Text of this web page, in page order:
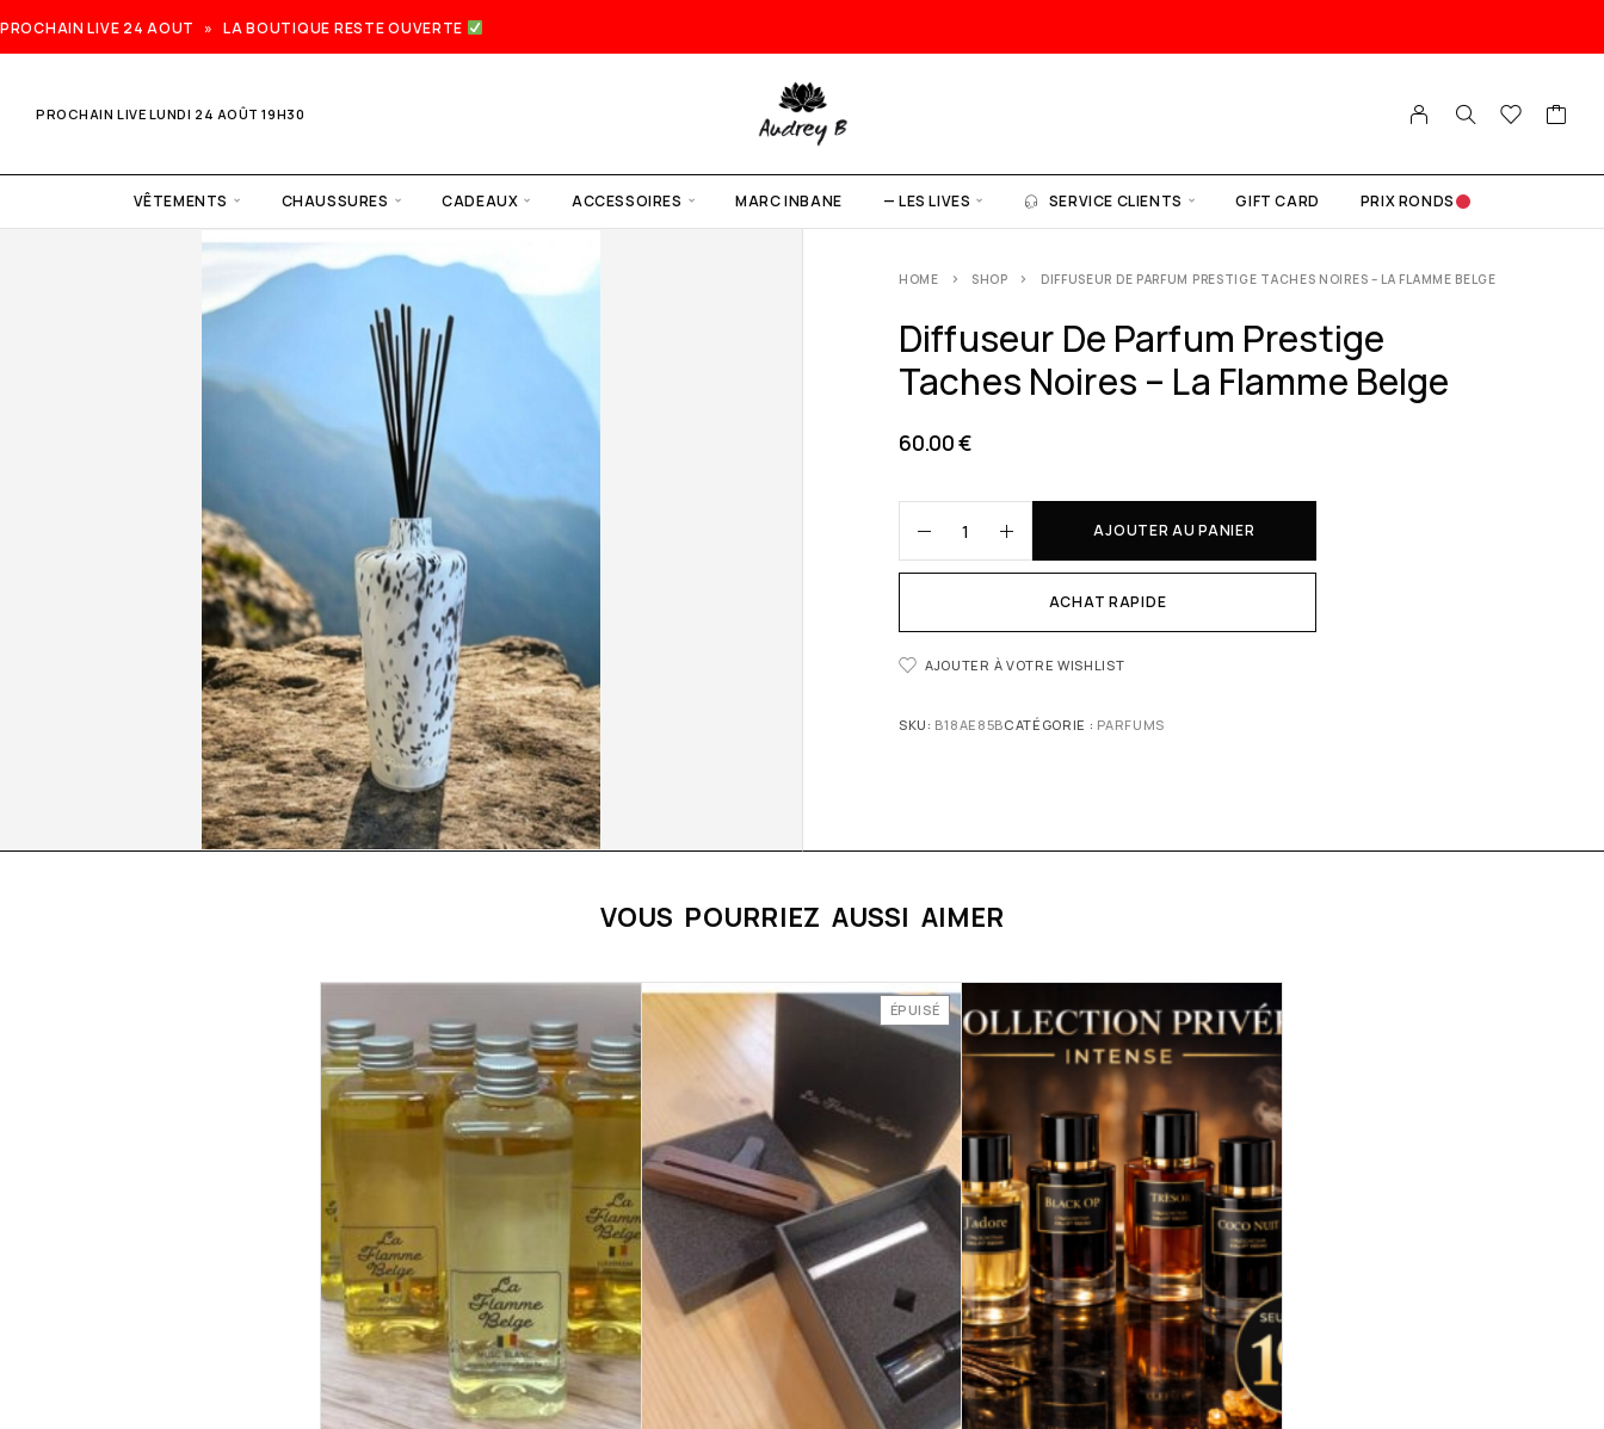
PROCHAIN LIVE 24 AOUT » LA BOUTIQUE RESTE OUVERTE
PROCHAIN LIVE LUNDI 24 AOÛT 19H30
VÊTEMENTS CHAUSSURES CADEAUX ACCESSOIRES MARC INBANE — LES LIVES SERVICE CLIENTS GIFT CARD PRIX RONDS
HOME SHOP DIFFUSEUR DE PARFUM PRESTIGE TACHES NOIRES – LA FLAMME BELGE
Diffuseur De Parfum Prestige
Taches Noires – La Flamme Belge
60.00€
AJOUTER AU PANIER
ACHAT RAPIDE
AJOUTER À VOTRE WISHLIST
SKU: B18AE85BCATÉGORIE : PARFUMS
VOUS POURRIEZ AUSSI AIMER
ÉPUISÉ